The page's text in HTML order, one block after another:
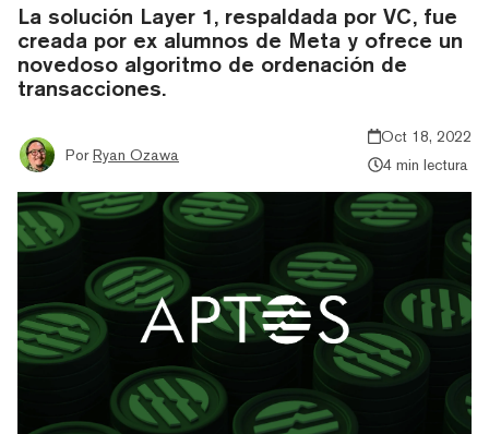
La solución Layer 1, respaldada por VC, fue
creada por ex alumnos de Meta y ofrece un
novedoso algoritmo de ordenación de
transacciones.
Por Ryan Ozawa
Oct 18, 2022
4 min lectura